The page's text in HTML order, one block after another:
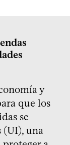
y
que los
se
(UI), una